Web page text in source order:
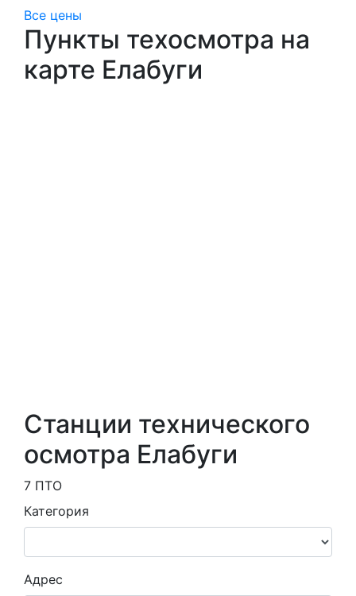
Все цены
Пункты техосмотра на
карте Елабуги
Станции технического
осмотра Елабуги
7 ПТО
Категория
Адрес